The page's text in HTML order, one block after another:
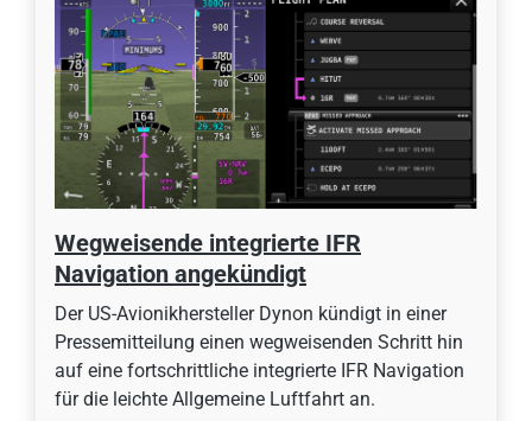
Wegweisende integrierte IFR
Navigation angekündigt
Der US-Avionikhersteller Dynon kündigt in einer
Pressemitteilung einen wegweisenden Schritt hin
auf eine fortschrittliche integrierte IFR Navigation
für die leichte Allgemeine Luftfahrt an.